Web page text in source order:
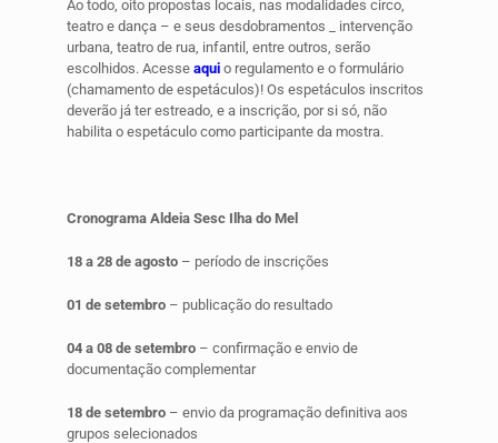
Ao todo, oito propostas locais, nas modalidades circo,
teatro e dança – e seus desdobramentos _ intervenção
urbana, teatro de rua, infantil, entre outros, serão
escolhidos. Acesse aqui o regulamento e o formulário
(chamamento de espetáculos)! Os espetáculos inscritos
deverão já ter estreado, e a inscrição, por si só, não
habilita o espetáculo como participante da mostra.
Cronograma Aldeia Sesc Ilha do Mel
18 a 28 de agosto – período de inscrições
01 de setembro – publicação do resultado
04 a 08 de setembro – confirmação e envio de
documentação complementar
18 de setembro – envio da programação definitiva aos
grupos selecionados